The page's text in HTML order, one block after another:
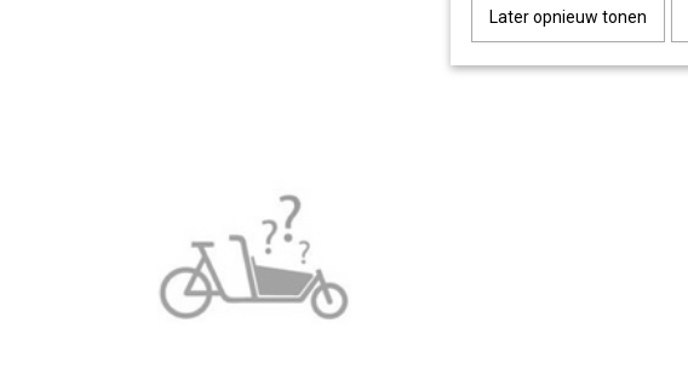
Later opnieuw tonen